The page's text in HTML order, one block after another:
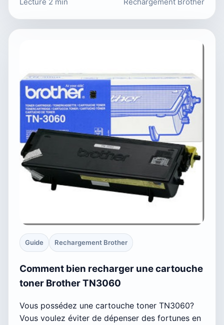
Guide Rechargement Brother
Comment bien recharger une cartouche
toner Brother TN3060
Vous possédez une cartouche toner TN3060?
Vous voulez éviter de dépenser des fortunes en